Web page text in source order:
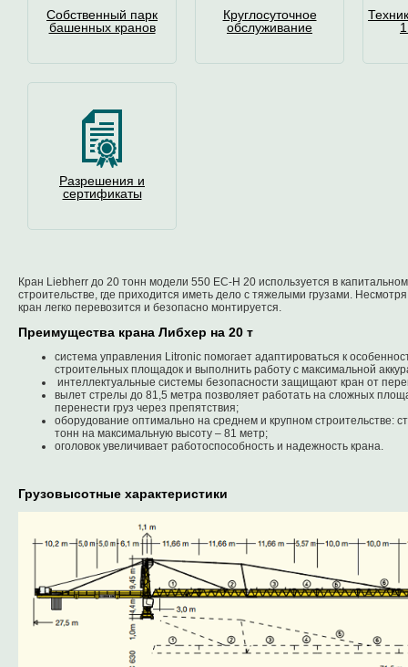
Собственный парк
башенных кранов
Круглосуточное
обслуживание
Разрешения и
сертификаты
Кран Liebherr до 20 тонн модели 550 EC-H 20 используется в
строительстве, где приходится иметь дело с тяжелыми грузами.
кран легко перевозится и безопасно монтируется.
Преимущества крана Либхер на 20 т
система управления Litronic помогает адаптироваться к
строительных площадок и выполнить работу с максимальной
интеллектуальные системы безопасности защищают кран от
вылет стрелы до 81,5 метра позволяет работать на сложных
перенести груз через препятствия;
оборудование оптимально на среднем и крупном строительстве:
тонн на максимальную высоту – 81 метр;
оголовок увеличивает работоспособность и надежность крана.
Грузовысотные характеристики